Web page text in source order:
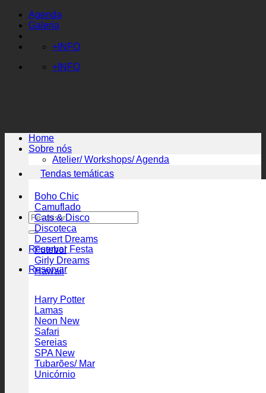
Skip
content
Agenda
Galeria
+INFO
+INFO
Pesquisar
por:
Reservar Festa
Reservar
Home
Sobre nós
Atelier/ Workshops/ Agenda
Tendas temáticas
Boho Chic
Camuflado
Cats & Disco
Discoteca
Desert Dreams
Futebol
Girly Dreams
Hawaii
Harry Potter
Lamas
Neon
Safari
Sereias
SPA
Tubarões/ Mar
Unicórnio